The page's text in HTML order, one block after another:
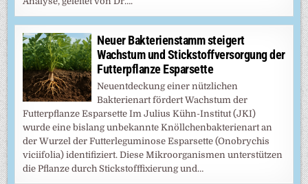
Neuer Bakterienstamm steigert
Wachstum und Stickstoffversorgung der
Futterpflanze Esparsette
Neuentdeckung einer nützlichen
Bakterienart fördert Wachstum der
Futterpflanze Esparsette Im Julius Kühn-Institut (JKI)
wurde eine bislang unbekannte Knöllchenbakterienart an
der Wurzel der Futterleguminose Esparsette (Onobrychis
viciifolia) identifiziert. Diese Mikroorganismen unterstützen
die Pflanze durch Stickstofffixierung und…